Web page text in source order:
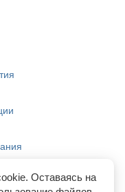
Оставаясь на